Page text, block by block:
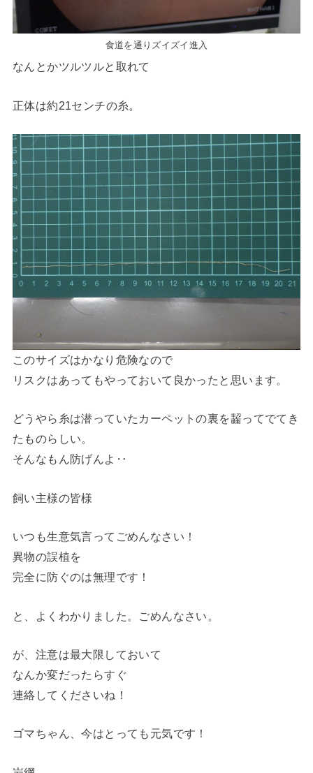
食道を通りズイズイ進入
なんとかツルツルと取れて
正体は約21センチの糸。
このサイズはかなり危険なので
リスクはあってもやっておいて良かったと思います。
どうやら糸は潜っていたカーペットの裏を齧ってでてき
たものらしい。
そんなもん防げんよ‥
飼い主様の皆様
いつも生意気言ってごめんなさい！
異物の誤植を
完全に防ぐのは無理です！
と、よくわかりました。ごめんなさい。
が、注意は最大限しておいて
なんか変だったらすぐ
連絡してくださいね！
ゴマちゃん、今はとっても元気です！